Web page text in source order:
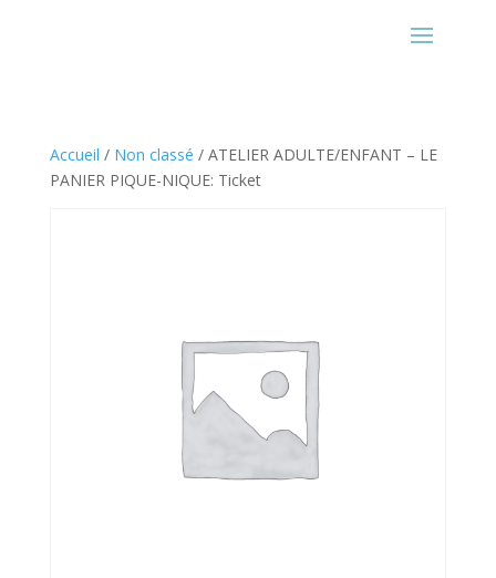
Accueil / Non classé / ATELIER ADULTE/ENFANT – LE
PANIER PIQUE-NIQUE: Ticket